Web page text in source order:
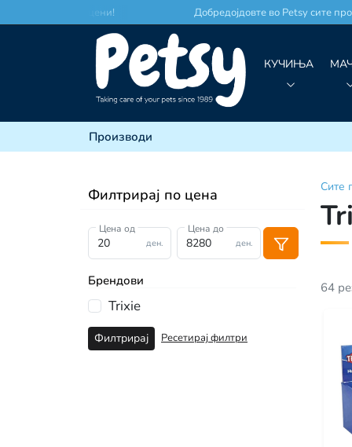
Добредојдовте во Petsy сите
КУЧИЊА
Производи
Филтрирај по цена
ден.
Цена од
ден.
Цена до
Брендови
Trixie
Филтрирај Ресетирај филтри
Сите
64